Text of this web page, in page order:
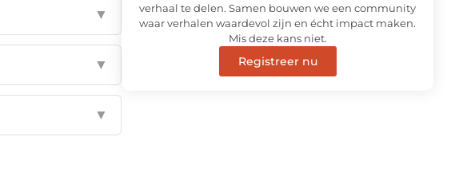
▼
▼
▼
verhaal te delen. Samen bouwen we een community
waar verhalen waardevol zijn en écht impact maken.
Mis deze kans niet.
Registreer nu